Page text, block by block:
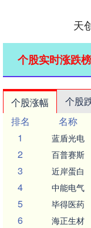
天
个股实时涨跌榜
个股涨幅 个股
排名
名称
1
蓝盾光电
2 百普赛斯
3 近岸蛋白
4 中能电气
5 毕得医药
6 海正生材